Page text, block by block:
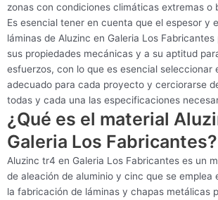
zonas con condiciones climáticas extremas o
Es esencial tener en cuenta que el espesor y
láminas de Aluzinc en Galeria Los
sus propiedades mecánicas y a su aptitud
esfuerzos, con lo que es esencial seleccionar
adecuado para cada proyecto y cerciorarse
todas y cada una las especificaciones
¿Qué es el material
Galeria Los Fabricantes?
Aluzinc tr4 en Galeria Los Fabricantes es un
de aleación de aluminio y cinc que se emplea
la fabricación de láminas y chapas metálicas